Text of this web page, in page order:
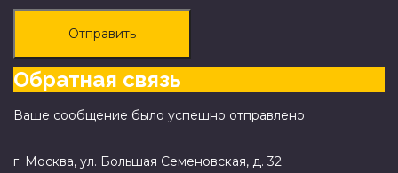
Отправить
Обратная связь
Ваше сообщение было успешно отправлено
г. Москва, ул. Большая Семеновская, д. 32